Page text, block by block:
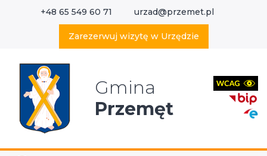
+48 65 549 60 71 urzad@przemet.pl
Zarezerwuj wizytę w Urzędzie
Gmina
Przemęt
Wyszukaj w serwisie